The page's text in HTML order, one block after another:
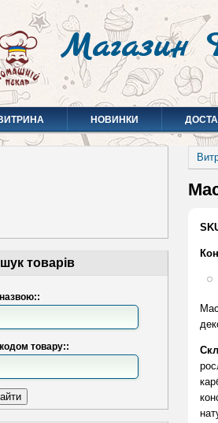
Магазин
НОВИНКИ
товарів
товару::